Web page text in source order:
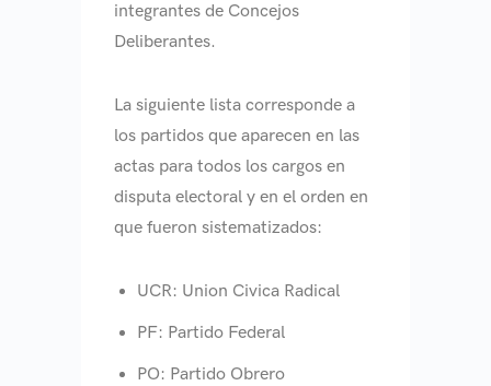
integrantes de Concejos
Deliberantes.
La siguiente lista corresponde a
los partidos que aparecen en las
actas para todos los cargos en
disputa electoral y en el orden en
que fueron sistematizados:
UCR: Union Civica Radical
PF: Partido Federal
PO: Partido Obrero